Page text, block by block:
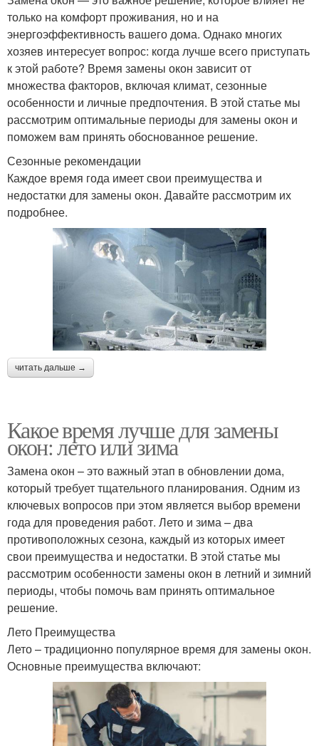
только на комфорт проживания, но и на
энергоэффективность вашего дома. Однако многих
хозяев интересует вопрос: когда лучше всего приступать
к этой работе? Время замены окон зависит от
множества факторов, включая климат, сезонные
особенности и личные предпочтения. В этой статье мы
рассмотрим оптимальные периоды для замены окон и
поможем вам принять обоснованное решение.
Сезонные рекомендации
Каждое время года имеет свои преимущества и
недостатки для замены окон. Давайте рассмотрим их
подробнее.
читать дальше →
Какое время лучше для замены
окон: лето или зима
Замена окон – это важный этап в обновлении дома,
который требует тщательного планирования. Одним из
ключевых вопросов при этом является выбор времени
года для проведения работ. Лето и зима – два
противоположных сезона, каждый из которых имеет
свои преимущества и недостатки. В этой статье мы
рассмотрим особенности замены окон в летний и зимний
периоды, чтобы помочь вам принять оптимальное
решение.
Лето Преимущества
Лето – традиционно популярное время для замены окон.
Основные преимущества включают: